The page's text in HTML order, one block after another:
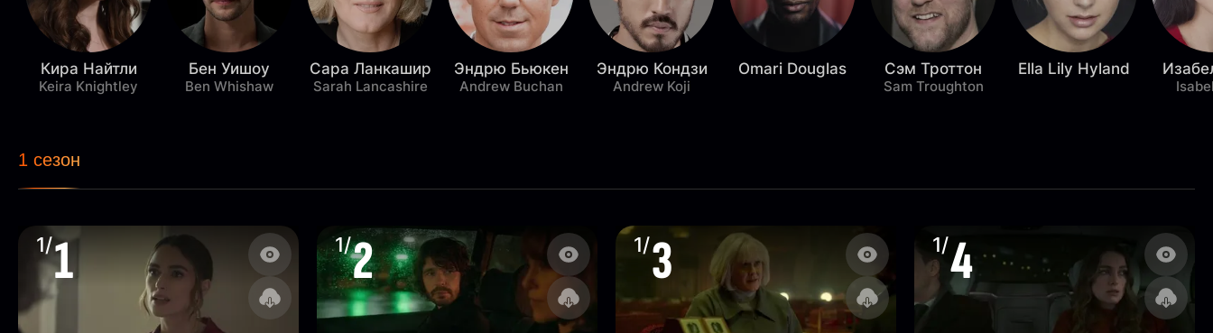
Кира Найтли
Keira Knightley
Бен Уишоу
Ben Whishaw
Сара Ланкашир
Sarah Lancashire
Эндрю Бьюкен
Andrew Buchan
Эндрю Кондзи
Andrew Koji
Omari Douglas Сэм Троттон
Sam Troughton
Ella Lily Hyland
1 сезон
1/1 1/2 1/3 1/4